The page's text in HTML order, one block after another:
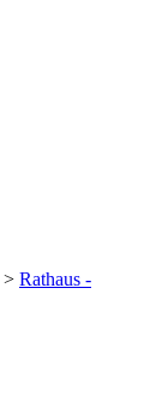
> Rathaus -